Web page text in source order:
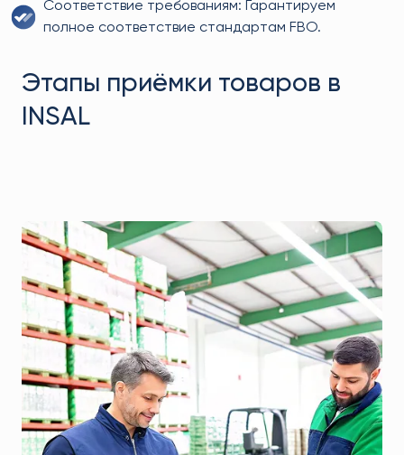
Соответствие требованиям: Гарантируем
полное соответствие стандартам FBO.
Этапы приёмки товаров в
INSAL